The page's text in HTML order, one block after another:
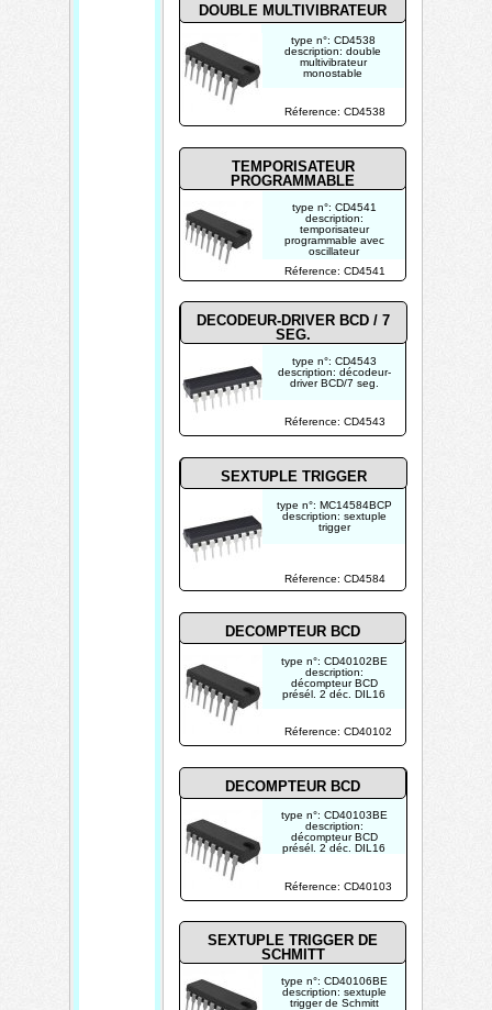
type n°: CD4538
description: double
multivibrateur
monostable
type n°: CD4541
description:
temporisateur
programmable avec
oscillateur
photo non contractuelle
type n°: CD4543
description: décodeur-
driver BCD/7 seg.
type n°: CD40102BE
description:
décompteur BCD
présél. 2 déc. DIL16
type n°: MC14584BCP
description: sextuple
trigger
type n°: CD40106BE
description: sextuple
trigger de Schmitt
type n°: CD40103BE
description:
décompteur BCD
présél. 2 déc. DIL16
Réference: CD4538
Réference: CD4541
Réference: CD4543
Réference: CD4584
Réference: CD40102
Réference: CD40103
DOUBLE MULTIVIBRATEUR
DECODEUR-DRIVER BCD / 7
SEG.
TEMPORISATEUR
PROGRAMMABLE
DECOMPTEUR BCD
SEXTUPLE TRIGGER
SEXTUPLE TRIGGER DE
SCHMITT
DECOMPTEUR BCD